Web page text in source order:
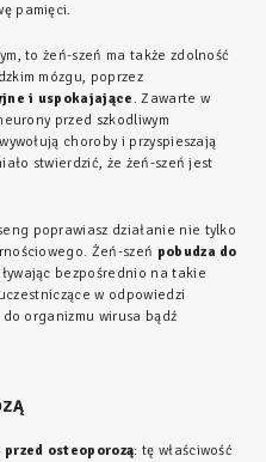
pamięci.
to żeń-szeń ma także zdolność
mózgu, poprzez
i uspokajające. Zawarte w
przed szkodliwym
choroby i przyspieszają
stwierdzić, że żeń-szeń jest
poprawiasz działanie nie tylko
Żeń-szeń pobudza do
bezpośrednio na takie
w odpowiedzi
organizmu wirusa bądź
osteoporozą: tę właściwość